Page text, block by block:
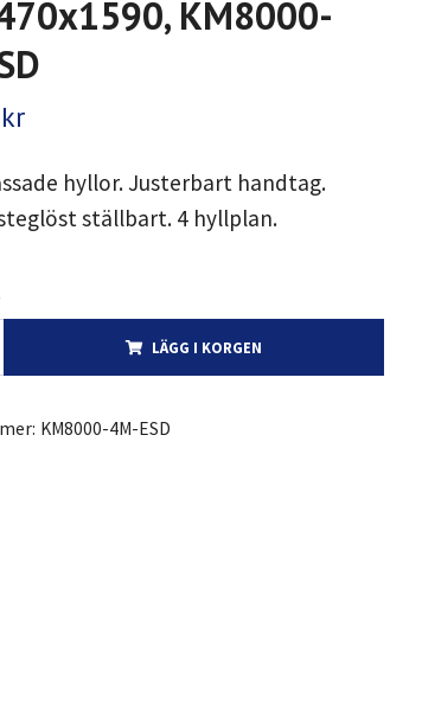
KM8000-
hyllor. Justerbart handtag.
ställbart. 4 hyllplan.
LÄGG I KORGEN
KM8000-4M-ESD